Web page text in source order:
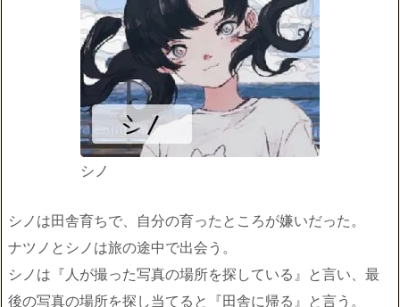
シノ
シノは田舎育ちで、自分の育ったところが嫌いだった。
ナツノとシノは旅の途中で出会う。
シノは『人が撮った写真の場所を探している』と言い、最
後の写真の場所を探し当てると『田舎に帰る』と言う。